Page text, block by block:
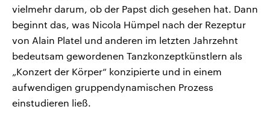
vielmehr darum, ob der Papst dich gesehen hat. Dann
beginnt das, was Nicola Hümpel nach der Rezeptur
von Alain Platel und anderen im letzten Jahrzehnt
bedeutsam gewordenen Tanzkonzeptkünstlern als
„Konzert der Körper“ konzipierte und in einem
aufwendigen gruppendynamischen Prozess
einstudieren ließ.